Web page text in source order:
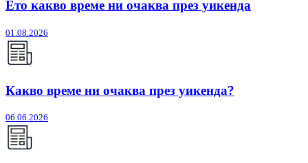
Ето какво време ни очаква през уикенда
01.08.2026
Какво време ни очаква през уикенда?
06.06.2026